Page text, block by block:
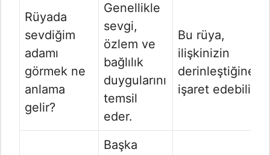
Rüyada
sevdiğim
adamı
görmek ne
anlama
gelir?
Genellikle
sevgi,
özlem ve
bağlılık
duygularını
temsil
eder.
Bu rüya,
ilişkinizin
derinleştiğine
işaret edebilir.
Başka